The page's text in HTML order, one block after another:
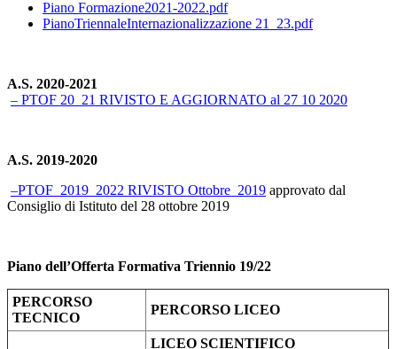
Piano Formazione2021-2022.pdf
PianoTriennaleInternazionalizzazione 21_23.pdf
A.S. 2020-2021
– PTOF 20_21 RIVISTO E AGGIORNATO al 27 10 2020
A.S. 2019-2020
–PTOF_2019_2022 RIVISTO Ottobre_2019 approvato dal
Consiglio di Istituto del 28 ottobre 2019
Piano dell’Offerta Formativa Triennio 19/22
PERCORSO
TECNICO
PERCORSO LICEO
LICEO SCIENTIFICO